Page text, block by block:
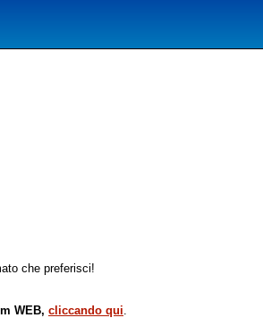
che preferisci!
WEB, cliccando qui